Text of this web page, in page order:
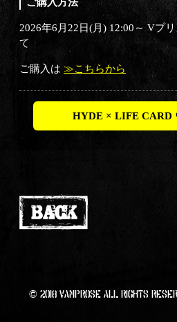
2026年6月22日(月) 12:00～ Vプ
て
ご購入は ≫こちらから
HYDE × LIFE CARD
© 2018 VAMPROSE All RIGHTS